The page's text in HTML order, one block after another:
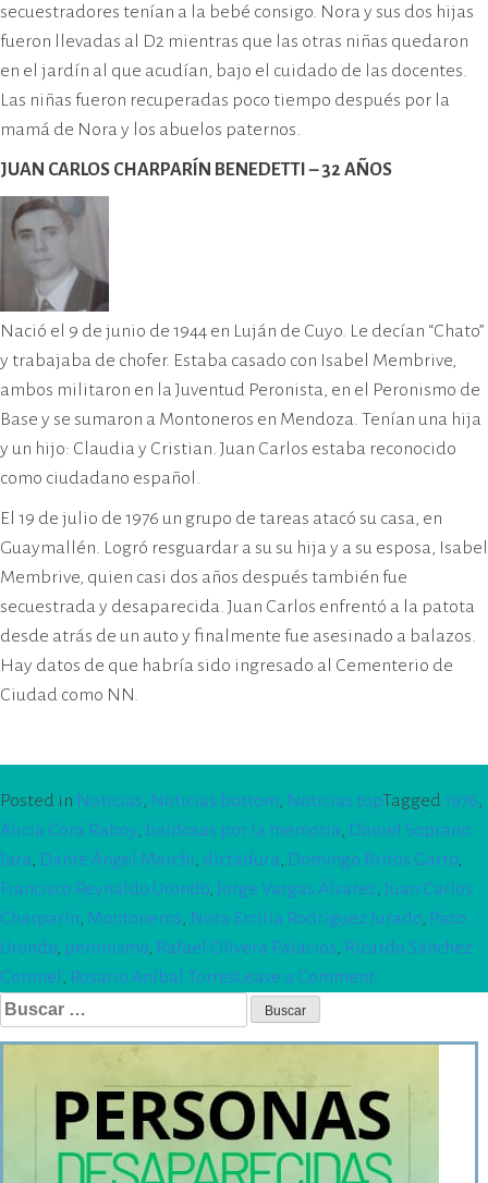
secuestradores tenían a la bebé consigo. Nora y sus dos hijas
fueron llevadas al D2 mientras que las otras niñas quedaron
en el jardín al que acudían, bajo el cuidado de las docentes.
Las niñas fueron recuperadas poco tiempo después por la
mamá de Nora y los abuelos paternos.
JUAN CARLOS CHARPARÍN BENEDETTI – 32 AÑOS
Nació el 9 de junio de 1944 en Luján de Cuyo. Le decían “Chato”
y trabajaba de chofer. Estaba casado con Isabel Membrive,
ambos militaron en la Juventud Peronista, en el Peronismo de
Base y se sumaron a Montoneros en Mendoza. Tenían una hija
y un hijo: Claudia y Cristian. Juan Carlos estaba reconocido
como ciudadano español.
El 19 de julio de 1976 un grupo de tareas atacó su casa, en
Guaymallén. Logró resguardar a su su hija y a su esposa, Isabel
Membrive, quien casi dos años después también fue
secuestrada y desaparecida. Juan Carlos enfrentó a la patota
desde atrás de un auto y finalmente fue asesinado a balazos.
Hay datos de que habría sido ingresado al Cementerio de
Ciudad como NN.
Posted in Noticias, Noticias bottom, Noticias topTagged 1976,
Alicia Cora Raboy, baldosas por la memoria, Daniel Soprano
Jara, Dante Ángel Marchi, dictadura, Domingo Britos Garro,
Francisco Reynaldo Urondo, Jorge Vargas Álvarez, Juan Carlos
Charparín, Montoneros, Nora Ercilia Rodríguez Jurado, Paco
Urondo, peronismo, Rafael Olivera Palacios, Ricardo Sánchez
Coronel , Rosario Aníbal TorresLeave a Commenton
diez
Baldosas
por
Buscar: